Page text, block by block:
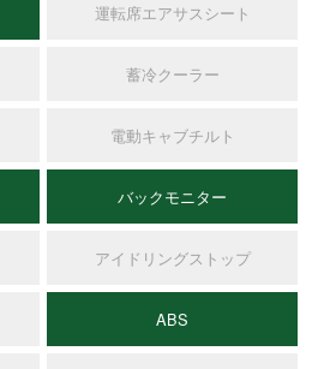
運転席エアサスシート
蓄冷クーラー
電動キャブチルト
バックモニター
アイドリングストップ
ABS